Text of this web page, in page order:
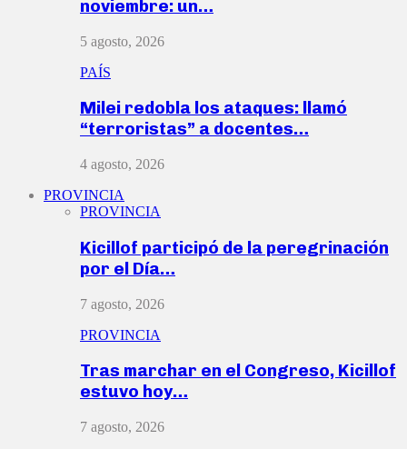
noviembre: un…
5 agosto, 2026
PAÍS
Milei redobla los ataques: llamó
“terroristas” a docentes…
4 agosto, 2026
PROVINCIA
PROVINCIA
Kicillof participó de la peregrinación
por el Día…
7 agosto, 2026
PROVINCIA
Tras marchar en el Congreso, Kicillof
estuvo hoy…
7 agosto, 2026